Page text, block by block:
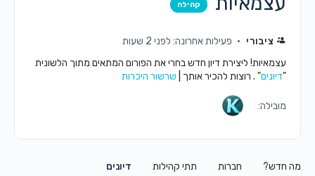
קהילה
ציבורי
פעילות אחרונה: לפני 2 שעות
עצמאיות! ליצירת דיון חדש בחרי את הפורום המתאים מתוך הלשונית
"דיונים" . רוצות להכיר אותך | שרשור היכרות
מובילה:
מה חדש? חברות תתי קהילות דיונים